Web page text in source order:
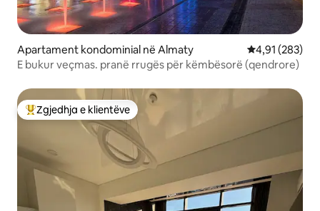
Apartament kondominial në Almaty Vlerësimi
4,91 (283)
E bukur veçmas. pranë rrugës për këmbësorë (qendrore)
Më të mirat e zgjedhjeve të klientëve
Zgjedhja e klientëve